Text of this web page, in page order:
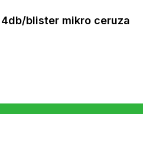
4db/blister mikro ceruza